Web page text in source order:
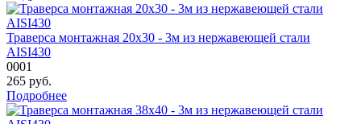
Траверса монтажная 20х30 - 3м из нержавеющей стали
AISI430
0001
265 руб.
Подробнее